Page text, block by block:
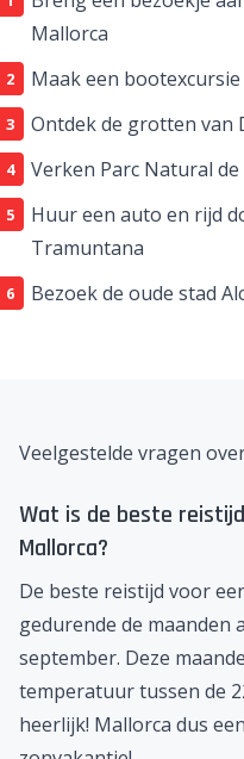
Breng een bezoekje
Maak een bootexcursie
Ontdek de grotten van
Huur een auto en rijd
Veelgestelde vragen
Wat is de beste
De beste reistijd voor
gedurende de maanden
september. Deze
temperatuur tussen de
heerlijk! Mallorca dus